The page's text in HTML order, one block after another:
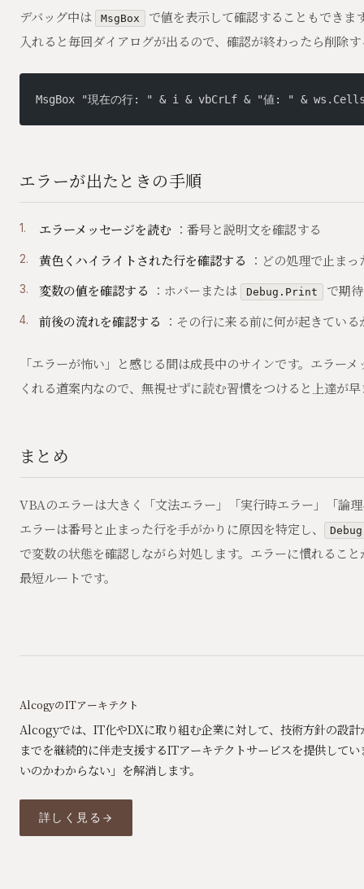
デバッグ中は MsgBox
で値を表示して確認することもできま
入れると毎回ダイアログが出るので、確認が終わったら削除
MsgBox "現在の行: " & i & vbCrLf & "値: " &
エラーが出たときの手順
エラーメッセージを読む ：番号と説明文を確認する
黄色くハイライトされた行を確認する ：どの処理で止ま
変数の値を確認する ：ホバーまたは Debug.Print
で期
前後の流れを確認する ：その行に来る前に何が起きている
「エラーが怖い」と感じる間は成長中のサインです。エラー
くれる道案内なので、無視せずに読む習慣をつけると上達が
まとめ
VBAのエラーは大きく「文法エラー」「実行時エラー」「論
エラーは番号と止まった行を手がかりに原因を特定し、
で変数の状態を確認しながら対処します。エラーに慣れるこ
最短ルートです。
AlcogyのITアーキテクト
Alcogyでは、IT化やDXに取り組む企業に対して、技術方針の設
までを継続的に伴走支援するITアーキテクトサービスを提供して
いのかわからない」を解消します。
詳しく見る